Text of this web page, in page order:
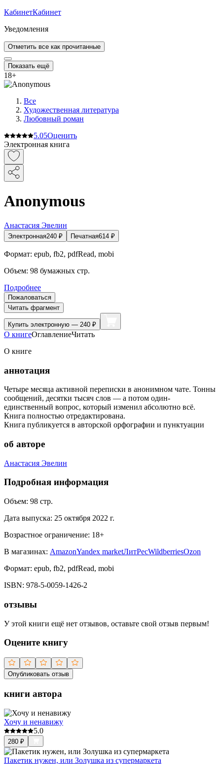
КабинетКабинет
Уведомления
Отметить все как прочитанные
Показать ещё
18+
Все
Художественная литература
Любовный роман
5.05Оценить
Электронная книга
Anonymous
Анастасия Эвелин
Электронная240 ₽ Печатная614 ₽
Формат: epub, fb2, pdfRead, mobi
Объем: 98 бумажных стр.
Подробнее
Пожаловаться
Читать фрагмент
Купить электронную — 240 ₽
О книгеОглавлениеЧитать
О книге
аннотация
Четыре месяца активной переписки в анонимном чате. Тонны
сообщений, десятки тысяч слов — а потом один-
единственный вопрос, который изменил абсолютно всё.
Книга полностью отредактирована.
Книга публикуется в авторской орфографии и пунктуации
об авторе
Анастасия Эвелин
Подробная информация
Объем: 98 стр.
Дата выпуска: 25 октября 2022 г.
Возрастное ограничение: 18+
В магазинах: AmazonYandex marketЛитРесWildberriesOzon
Формат: epub, fb2, pdfRead, mobi
ISBN: 978-5-0059-1426-2
отзывы
У этой книги ещё нет отзывов, оставьте свой отзыв первым!
Оцените книгу
Опубликовать отзыв
книги автора
Хочу и ненавижу
5.0
280 ₽
Пакетик нужен, или Золушка из супермаркета